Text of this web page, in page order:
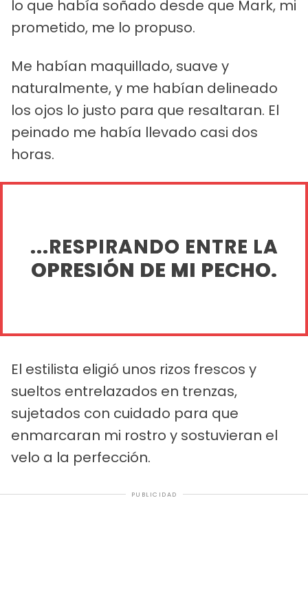
lo que había soñado desde que Mark, mi
prometido, me lo propuso.
Me habían maquillado, suave y
naturalmente, y me habían delineado
los ojos lo justo para que resaltaran. El
peinado me había llevado casi dos
horas.
...RESPIRANDO ENTRE LA
OPRESIÓN DE MI PECHO.
El estilista eligió unos rizos frescos y
sueltos entrelazados en trenzas,
sujetados con cuidado para que
enmarcaran mi rostro y sostuvieran el
velo a la perfección.
PUBLICIDAD